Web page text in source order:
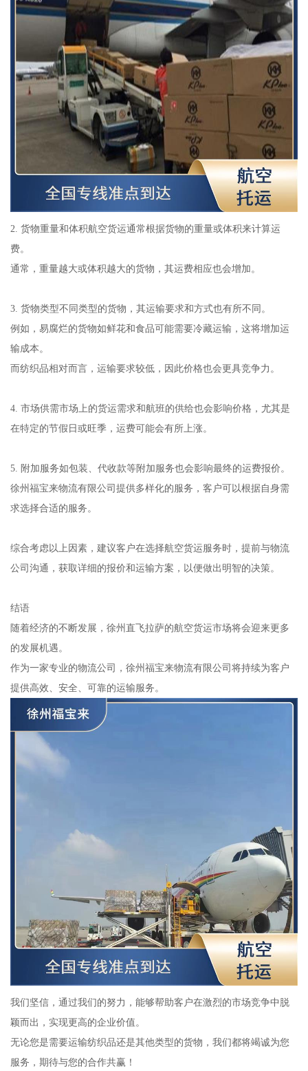
2. 货物重量和体积航空货运通常根据货物的重量或体积来计算运
费。
通常，重量越大或体积越大的货物，其运费相应也会增加。
3. 货物类型不同类型的货物，其运输要求和方式也有所不同。
例如，易腐烂的货物如鲜花和食品可能需要冷藏运输，这将增加运
输成本。
而纺织品相对而言，运输要求较低，因此价格也会更具竞争力。
4. 市场供需市场上的货运需求和航班的供给也会影响价格，尤其是
在特定的节假日或旺季，运费可能会有所上涨。
5. 附加服务如包装、代收款等附加服务也会影响最终的运费报价。
徐州福宝来物流有限公司提供多样化的服务，客户可以根据自身需
求选择合适的服务。
综合考虑以上因素，建议客户在选择航空货运服务时，提前与物流
公司沟通，获取详细的报价和运输方案，以便做出明智的决策。
结语
随着经济的不断发展，徐州直飞拉萨的航空货运市场将会迎来更多
的发展机遇。
作为一家专业的物流公司，徐州福宝来物流有限公司将持续为客户
提供高效、安全、可靠的运输服务。
我们坚信，通过我们的努力，能够帮助客户在激烈的市场竞争中脱
颖而出，实现更高的企业价值。
无论您是需要运输纺织品还是其他类型的货物，我们都将竭诚为您
服务，期待与您的合作共赢！